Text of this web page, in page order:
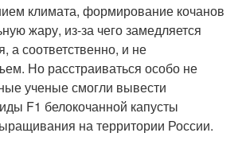
климата, формирование кочанов
жару, из-за чего замедляется
а соответственно, и не
Но расстраиваться особо не
ученые смогли вывести
F1 белокочанной капусты
на территории России.